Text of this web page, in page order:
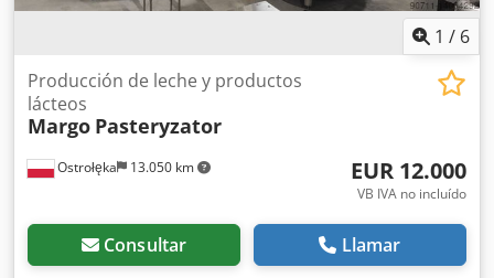
1 / 6
Ostrołęka 13.050 km
Producción de leche y productos
lácteos
Margo Pasteryzator
EUR 12.000
VB IVA no incluído
Consultar Llamar